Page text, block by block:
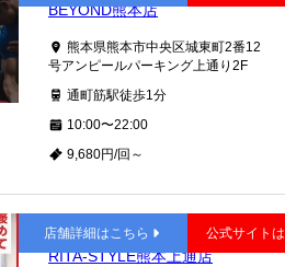
BEYOND熊本店
熊本県熊本市中央区城東町2番12
号アンピールパーキング上通り2F
通町筋駅徒歩1分
10:00〜22:00
9,680円/回～
通町筋
RITA-STYLE熊本上通店
店舗詳細はこちら 公式サイト